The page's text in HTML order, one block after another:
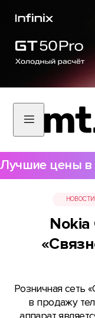
Лучшие цены в
НОВОСТИ
Nokia
Розничная сеть
в продажу